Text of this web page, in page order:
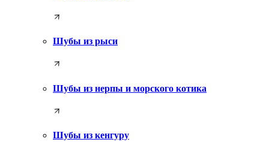
Шубы из рыси
Шубы из нерпы и морского котика
Шубы из кенгуру